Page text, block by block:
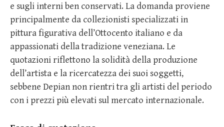
e sugli interni ben conservati. La domanda proviene
principalmente da collezionisti specializzati in
pittura figurativa dell’Ottocento italiano e da
appassionati della tradizione veneziana. Le
quotazioni riflettono la solidità della produzione
dell’artista e la ricercatezza dei suoi soggetti,
sebbene Depian non rientri tra gli artisti del periodo
con i prezzi più elevati sul mercato internazionale.